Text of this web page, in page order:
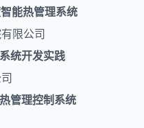
能热管理系统
限公司
统开发实践
管理控制系统